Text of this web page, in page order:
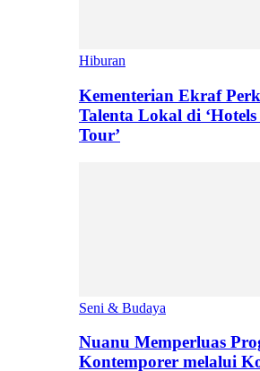
Hiburan
Kementerian Ekraf
Talenta Lokal di
Tour’
Seni & Budaya
Nuanu Memperluas
Kontemporer melalui